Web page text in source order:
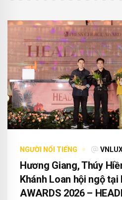
NGƯỜI NỔI TIẾNG
Hương Giang, Thúy
Khánh Loan hội ngộ tại
AWARDS 2026 –